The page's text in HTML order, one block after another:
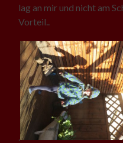
lag an mir und nicht am
Vorteil..
.